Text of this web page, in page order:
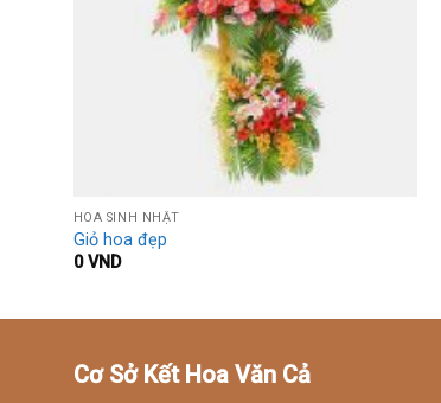
HOA SINH NHẬT
Giỏ hoa đẹp
0VND
Cơ Sở Kết Hoa Văn Cả